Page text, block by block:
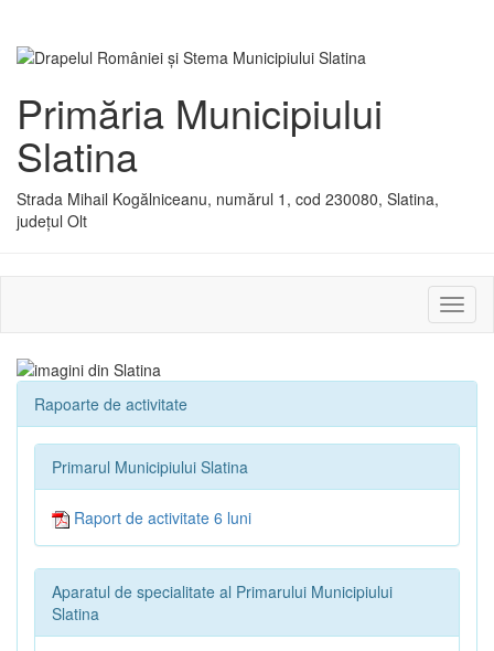
Primăria Municipiului
Slatina
Strada Mihail Kogălniceanu, numărul 1, cod 230080, Slatina,
județul Olt
sau
Rapoarte de activitate
Primarul Municipiului Slatina
Raport de activitate 6 luni
Aparatul de specialitate al Primarului Municipiului
Slatina